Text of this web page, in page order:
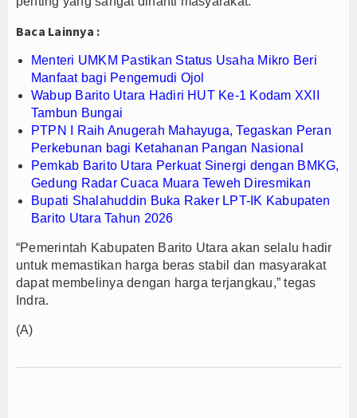
Baca Lainnya :
Menteri UMKM Pastikan Status Usaha Mikro Beri
Manfaat bagi Pengemudi Ojol
Wabup Barito Utara Hadiri HUT Ke-1 Kodam XXII
Tambun Bungai
PTPN I Raih Anugerah Mahayuga, Tegaskan Peran
Perkebunan bagi Ketahanan Pangan Nasional
Pemkab Barito Utara Perkuat Sinergi dengan BMKG,
Gedung Radar Cuaca Muara Teweh Diresmikan
Bupati Shalahuddin Buka Raker LPT-IK Kabupaten
Barito Utara Tahun 2026
“Pemerintah Kabupaten Barito Utara akan selalu hadir
untuk memastikan harga beras stabil dan masyarakat
dapat membelinya dengan harga terjangkau,” tegas
Indra.
(A)